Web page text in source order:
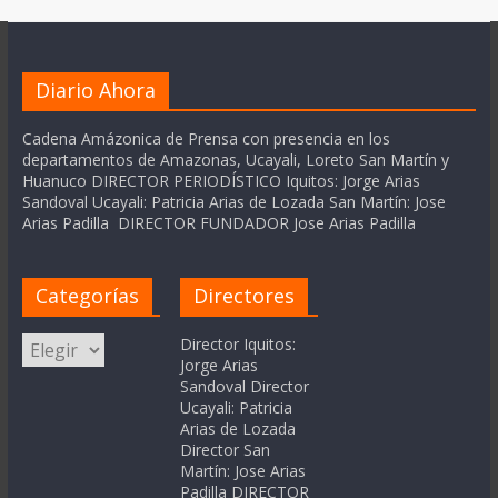
Diario Ahora
Cadena Amázonica de Prensa con presencia en los
departamentos de Amazonas, Ucayali, Loreto San Martín y
Huanuco DIRECTOR PERIODÍSTICO Iquitos: Jorge Arias
Sandoval Ucayali: Patricia Arias de Lozada San Martín: Jose
Arias Padilla DIRECTOR FUNDADOR Jose Arias Padilla
Categorías
Categorías
Directores
Director Iquitos:
Jorge Arias
Sandoval Director
Ucayali: Patricia
Arias de Lozada
Director San
Martín: Jose Arias
Padilla DIRECTOR